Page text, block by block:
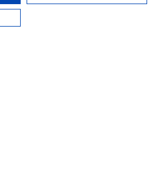
voor een halve dag en fiets
brouwerij.